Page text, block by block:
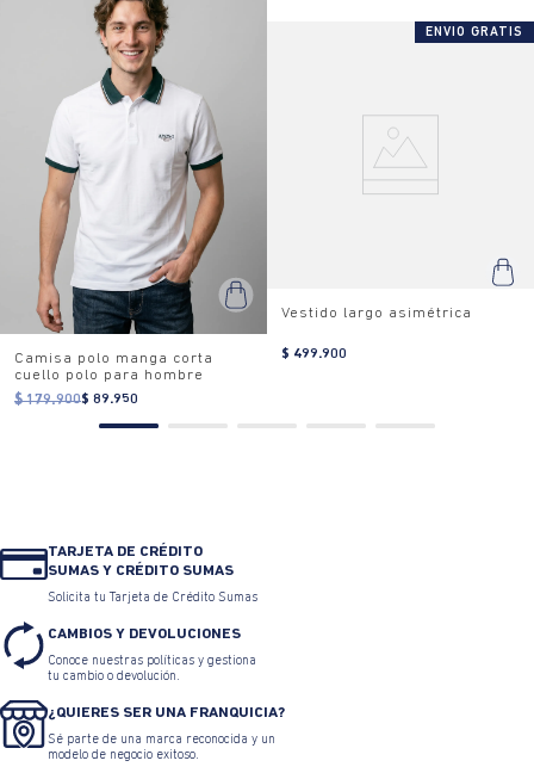
Camisa polo manga corta
cuello polo para hombre
$ 179.900$ 89.950
ENVIO GRATIS
Vestido largo asimétrica
$ 499.900
TARJETA DE CRÉDITO
SUMAS Y CRÉDITO SUMAS
Solicita tu Tarjeta de Crédito Sumas
CAMBIOS Y DEVOLUCIONES
Conoce nuestras políticas y gestiona
tu cambio o devolución.
¿QUIERES SER UNA FRANQUICIA?
Sé parte de una marca reconocida y un
modelo de negocio exitoso.